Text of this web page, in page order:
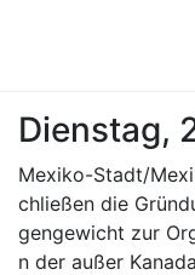
Dienstag,
Mexiko-Stadt/
chließen die
gengewicht zur
n der außer